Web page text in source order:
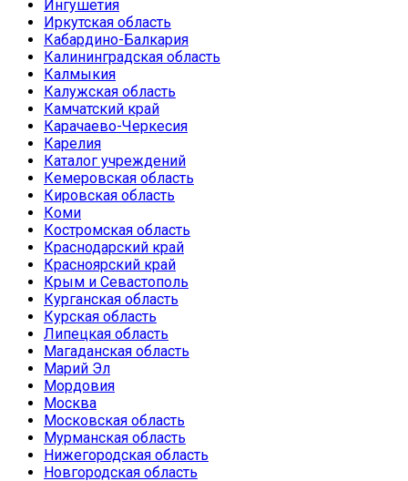
Ингушетия
Иркутская область
Кабардино-Балкария
Калининградская область
Калмыкия
Калужская область
Камчатский край
Карачаево-Черкесия
Карелия
Каталог учреждений
Кемеровская область
Кировская область
Коми
Костромская область
Краснодарский край
Красноярский край
Крым и Севастополь
Курганская область
Курская область
Липецкая область
Магаданская область
Марий Эл
Мордовия
Москва
Московская область
Мурманская область
Нижегородская область
Новгородская область